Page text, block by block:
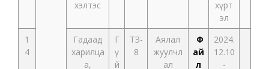
хэлтэс
хүрт
эл
1
4
Гадаад
харилца
а,
Г
ү
й
ТЗ-
8
Аялал
жуулчл
ал
Ф
ай
л
2024.
12.10
-